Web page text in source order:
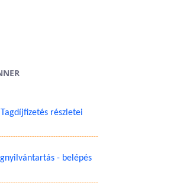
Tagdíjfizetés részletei
- belépés